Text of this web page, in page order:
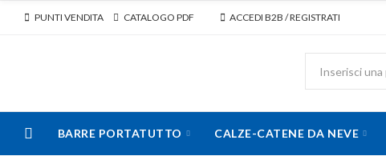
PUNTI VENDITA CATALOGO PDF ACCEDI B2B / REGISTRATI
BARRE PORTATUTTO CALZE-CATENE DA NEVE